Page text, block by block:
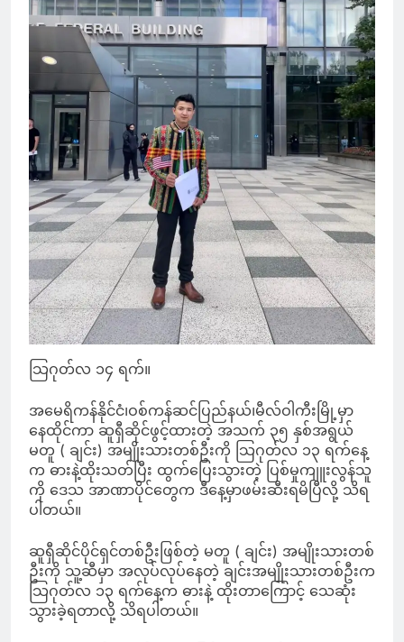
သြဂုတ်လ ၁၄ ရက်။
အမေရိကန်နိုင်ငံ၊ဝစ်ကန်ဆင်ပြည်နယ်၊မီလ်ဝါကီးမြို့မှာ
နေထိုင်ကာ ဆူရှီဆိုင်ဖွင့်ထားတဲ့ အသက် ၃၅ နှစ်အရွယ်
မတူ ( ချင်း) အမျိုးသားတစ်ဦးကို သြဂုတ်လ ၁၃ ရက်နေ့
က ဓားနဲ့ထိုးသတ်ပြီး ထွက်ပြေးသွားတဲ့ ပြစ်မှုကျူးလွန်သူ
ကို ဒေသ အာဏာပိုင်တွေက ဒီနေ့မှာဖမ်းဆီးရမိပြီလို့ သိရ
ပါတယ်။
ဆူရှီဆိုင်ပိုင်ရှင်တစ်ဦးဖြစ်တဲ့ မတူ ( ချင်း) အမျိုးသားတစ်
ဦးကို သူ့ဆီမှာ အလုပ်လုပ်နေတဲ့ ချင်းအမျိုးသားတစ်ဦးက
သြဂုတ်လ ၁၃ ရက်နေ့က ဓားနဲ့ ထိုးတာကြောင့် သေဆုံး
သွားခဲ့ရတာလို့ သိရပါတယ်။